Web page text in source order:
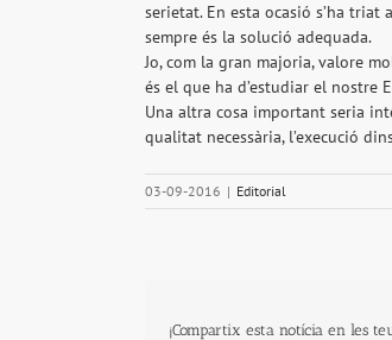
serietat. En esta ocasió s’ha
sempre és la solució adequada.
Jo, com la gran majoria, valore
és el que ha d’estudiar el nostre
Una altra cosa important seria
qualitat necessària, l’execució
03-09-2016 | Editorial
¡Compartix esta notícia en les